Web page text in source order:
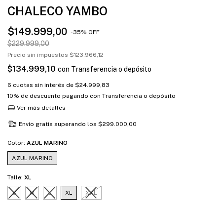
CHALECO YAMBO
$149.999,00 -35% OFF
$229.999,00
Precio sin impuestos $123.966,12
$134.999,10 con Transferencia o depósito
6 cuotas sin interés de $24.999,83
10% de descuento pagando con Transferencia o depósito
Ver más detalles
Envío gratis superando los $299.000,00
Color: AZUL MARINO
AZUL MARINO
Talle: XL
S M L XL XXL